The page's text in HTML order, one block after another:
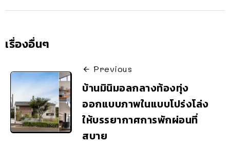
เรื่องอื่นๆ
Previous
บ้านมินิมอลกลางท้องทุ่ง
ออกแบบภาพในแบบโปร่งโล่ง
ให้บรรยากาศการพักผ่อนที่
สบาย